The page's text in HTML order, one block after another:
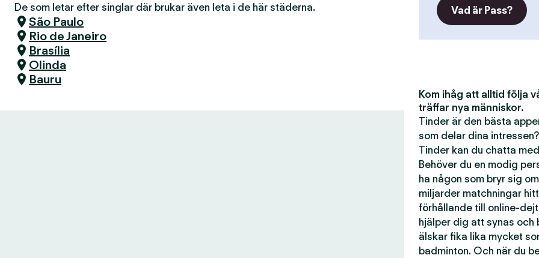
De som letar efter singlar där brukar även leta i de här städerna.
São Paulo
Rio de Janeiro
Brasília
Olinda
Bauru
Vad är Pass?
Kom ihåg att alltid följa
träffar nya människor.
Tinder är den bästa
som delar dina
Tinder kan du chatta
Behöver du en modig
ha någon som bryr sig
miljarder matchningar
förhållande till online-
hjälper dig att synas och
älskar fika lika mycket
badminton. Och när du